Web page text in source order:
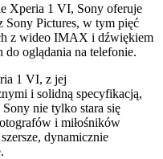
Xperia 1 VI, Sony oferuje
Sony Pictures, w tym pięć
z wideo IMAX i dźwiękiem
oglądania na telefonie.
1 VI, z jej
i solidną specyfikacją,
nie tylko stara się
i miłośników
dynamicznie